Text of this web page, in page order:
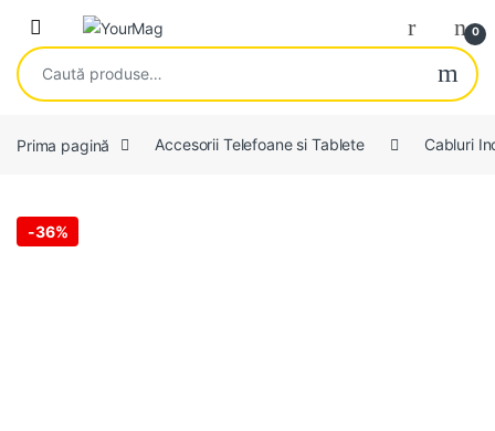
Skip to navigation
Skip to content
Open 0
Caută după:
Prima pagină Accesorii Telefoane si Tablete Cabluri
-36%